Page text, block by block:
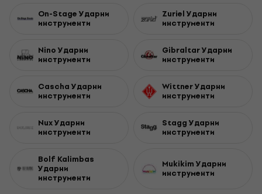
On-Stage Ударни
инструменти
Zuriel Ударни
инструменти
Nino Ударни
инструменти
Gibraltar Ударни
инструменти
Cascha Ударни
инструменти
Wittner Ударни
инструменти
Nux Ударни
инструменти
Stagg Ударни
инструменти
Bolf Kalimbas
Ударни
инструменти
Mukikim Ударни
инструменти